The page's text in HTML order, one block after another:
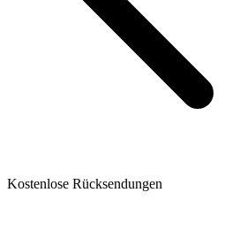
Kostenlose Rücksendungen